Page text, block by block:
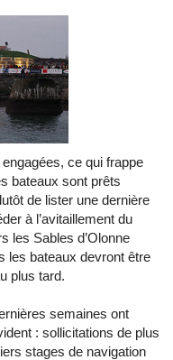
ce qui frappe
bateaux sont prêts
de lister une dernière
à l’avitaillement du
les Sables d’Olonne
les bateaux devront être
plus tard.
semaines ont
: sollicitations de plus
stages de navigation